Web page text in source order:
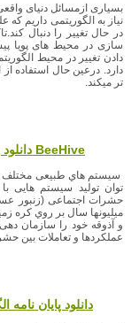
بسیاری ازمسائل دنیای
نیاز به الگوریتمی داریم که
در حال تغییر را دنبال
سازی در محیط های پویا
دادن تغییر در محیط
دارد. درعین حال استفاده
تر میکند.
دانلود پایان نامه الگوریتم مسیریابی زنبور عسل BeeHive
سیستم هاي طبیعی مختلف
توان تولید سیستم هایی با
حشرات اجتماعی (زنبور
میلیونها سال بر روي کره
و آذوقه خود را سازمان
عملکردها و تعاملات بین